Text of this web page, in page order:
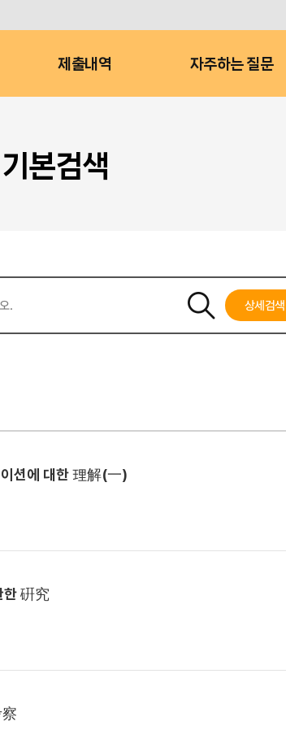
제출내역 자주하는 질문
기본검색
상세검색
션에 대한 理解(一)
硏究
察